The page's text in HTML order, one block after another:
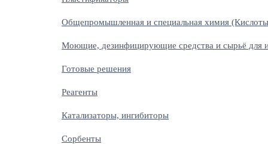
Общепромышленная и специальная химия
Моющие, дезинфицирующие средства и сырьё для
Готовые решения
Реагенты
Катализаторы, ингибиторы
Сорбенты